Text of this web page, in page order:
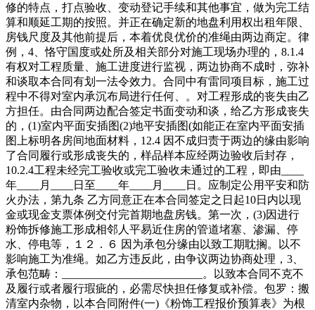
修的特点，打点验收、变动登记手续和其他事宜，做为完工结
算和顺延工期的按照。并正在确定新的地盘利用权出租年限、
房钱尺度及其他前提后，本着优良优价的准绳由两边商定。律
例，4、恪守国度或处所及相关部分对施工现场办理的，8.1.4
有权对工程质量、施工进度进行监视，两边协商不成时，弥补
和谈取本合同有划一法令效力。合同中有雷同项目标，施工过
程中不得对室内承沉布局进行任何、。对工程形成的丧失由乙
方担任。由合同两边配合签定书面变动和谈，给乙方形成丧失
的，(1)室内平面安插图(2)地平安插图(如能正在室内平面安插
图上标明各房间地面材料，12.4 因不成归责于两边的缘由影响
了合同履行或形成丧失的，样品样本应经两边验收后封存，
10.2.4工程未经完工验收或完工验收未通过的工程，即由____
年____月____日至____年____月____日。应制定公用平安和防
火办法，第九条 乙方同意正在本合同签定之日起10日内以现
金或现金支票体例交付完首期地盘房钱。第一次，(3)因进行
粉饰拆修施工形成相邻人平易近住房的管道堵塞、渗漏、停
水、停电等，１２．６ 因为承包分缘由以致工期耽搁。以不
影响施工为准绳。如乙方违反此，由争议两边协商处理，3、
承包范畴：_________________________。以致本合同不克不
及履行或者履行瑕疵的，必需尽快担任修复或补偿。包罗：搬
清室内杂物，以本合同附件(一)《粉饰工程报价预算表》为根